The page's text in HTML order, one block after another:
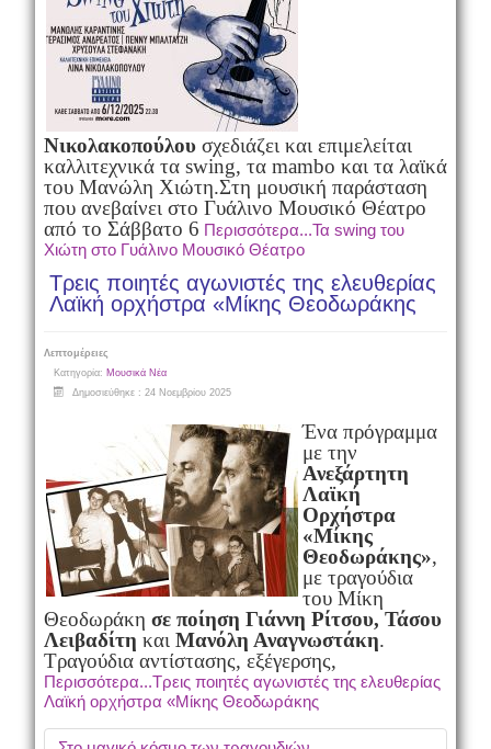
Νικολακοπούλου σχεδιάζει και επιμελείται
καλλιτεχνικά τα swing, τα mambo και τα λαϊκά
του Μανώλη Χιώτη.Στη μουσική παράσταση
που ανεβαίνει στο Γυάλινο Μουσικό Θέατρο
από το Σάββατο 6 Περισσότερα...Τα swing του
Χιώτη στο Γυάλινο Μουσικό Θέατρο
Τρεις ποιητές αγωνιστές της ελευθερίας
Λαϊκή ορχήστρα «Μίκης Θεοδωράκης
Λεπτομέρειες
Κατηγορία: Μουσικά Νέα
Δημοσιεύθηκε : 24 Νοεμβρίου 2025
Ένα πρόγραμμα
με την
Ανεξάρτητη
Λαϊκή
Ορχήστρα
«Μίκης
Θεοδωράκης»,
με τραγούδια
του Μίκη
Θεοδωράκη σε ποίηση Γιάννη Ρίτσου, Τάσου
Λειβαδίτη και Μανόλη Αναγνωστάκη.
Τραγούδια αντίστασης, εξέγερσης,
Περισσότερα...Τρεις ποιητές αγωνιστές της ελευθερίας
Λαϊκή ορχήστρα «Μίκης Θεοδωράκης